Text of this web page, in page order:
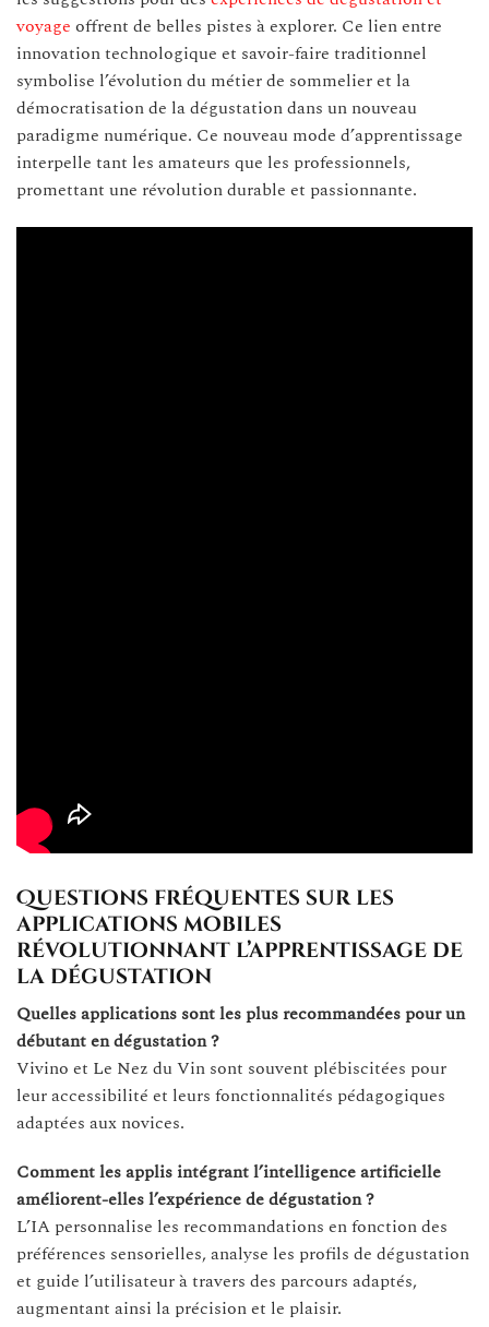
voyage offrent de belles pistes à explorer. Ce lien entre
innovation technologique et savoir-faire traditionnel
symbolise l’évolution du métier de sommelier et la
démocratisation de la dégustation dans un nouveau
paradigme numérique. Ce nouveau mode d’apprentissage
interpelle tant les amateurs que les professionnels,
promettant une révolution durable et passionnante.
Questions fréquentes sur les
applications mobiles
révolutionnant l’apprentissage de
la dégustation
Quelles applications sont les plus recommandées pour un
débutant en dégustation ?
Vivino et Le Nez du Vin sont souvent plébiscitées pour
leur accessibilité et leurs fonctionnalités pédagogiques
adaptées aux novices.
Comment les applis intégrant l’intelligence artificielle
améliorent-elles l’expérience de dégustation ?
L’IA personnalise les recommandations en fonction des
préférences sensorielles, analyse les profils de dégustation
et guide l’utilisateur à travers des parcours adaptés,
augmentant ainsi la précision et le plaisir.